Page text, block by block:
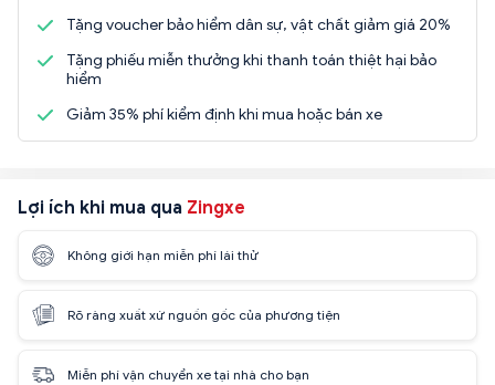
Tặng voucher bảo hiểm dân sự, vật chất giảm giá 20%
Tặng phiếu miễn thưởng khi thanh toán thiệt hại bảo
hiểm
Giảm 35% phí kiểm định khi mua hoặc bán xe
Lợi ích khi mua qua Zingxe
Không giới hạn miễn phí lái thử
Rõ ràng xuất xứ nguồn gốc của phương tiện
Miễn phí vận chuyển xe tại nhà cho bạn